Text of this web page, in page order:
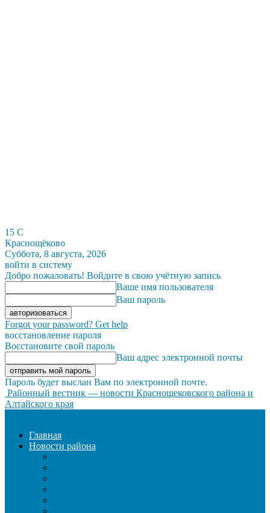
15 C
Краснощёково
Суббота, 8 августа, 2026
войти в систему
Добро пожаловать! Войдите в свою учётную запись
Ваше имя пользователя
Ваш пароль
Forgot your password? Get help
восстановление пароля
Восстановите свой пароль
Ваш адрес электронной почты
Пароль будет выслан Вам по электронной почте.
Районный вестник — новости Краснощековского района и
Алтайского края
Главная
Новости района